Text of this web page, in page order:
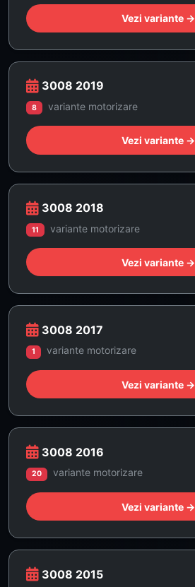
Vezi variante →
3008 2019
8 variante motorizare
Vezi variante →
3008 2018
11 variante motorizare
Vezi variante →
3008 2017
1 variante motorizare
Vezi variante →
3008 2016
20 variante motorizare
Vezi variante →
3008 2015